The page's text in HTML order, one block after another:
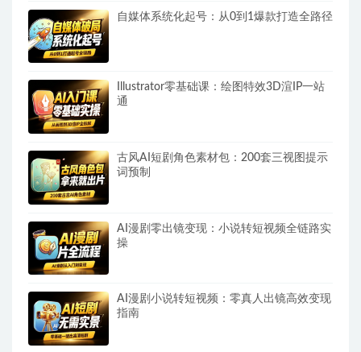
自媒体系统化起号：从0到1爆款打造全路径
Illustrator零基础课：绘图特效3D渲IP一站
通
古风AI短剧角色素材包：200套三视图提示
词预制
AI漫剧零出镜变现：小说转短视频全链路实
操
AI漫剧小说转短视频：零真人出镜高效变现
指南